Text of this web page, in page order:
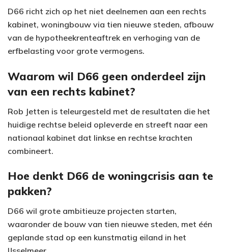
D66 richt zich op het niet deelnemen aan een rechts
kabinet, woningbouw via tien nieuwe steden, afbouw
van de hypotheekrenteaftrek en verhoging van de
erfbelasting voor grote vermogens.
Waarom wil D66 geen onderdeel zijn
van een rechts kabinet?
Rob Jetten is teleurgesteld met de resultaten die het
huidige rechtse beleid opleverde en streeft naar een
nationaal kabinet dat linkse en rechtse krachten
combineert.
Hoe denkt D66 de woningcrisis aan te
pakken?
D66 wil grote ambitieuze projecten starten,
waaronder de bouw van tien nieuwe steden, met één
geplande stad op een kunstmatig eiland in het